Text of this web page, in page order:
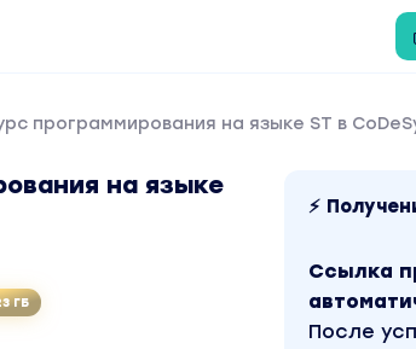
программирования на языке ST в
на языке
ГБ
⚡
Ссылка
После